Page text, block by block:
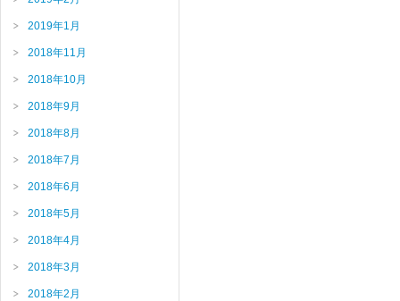
2019年1月
2018年11月
2018年10月
2018年9月
2018年8月
2018年7月
2018年6月
2018年5月
2018年4月
2018年3月
2018年2月